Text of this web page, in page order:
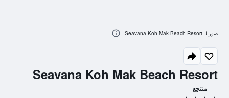
Seavana Koh Mak Beach Resort
منتجع
صور لـ Seavana Koh Mak Beach Resort